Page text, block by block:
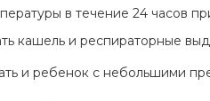
в течение 24 часов
кашель и респираторные
и ребенок с небольшими